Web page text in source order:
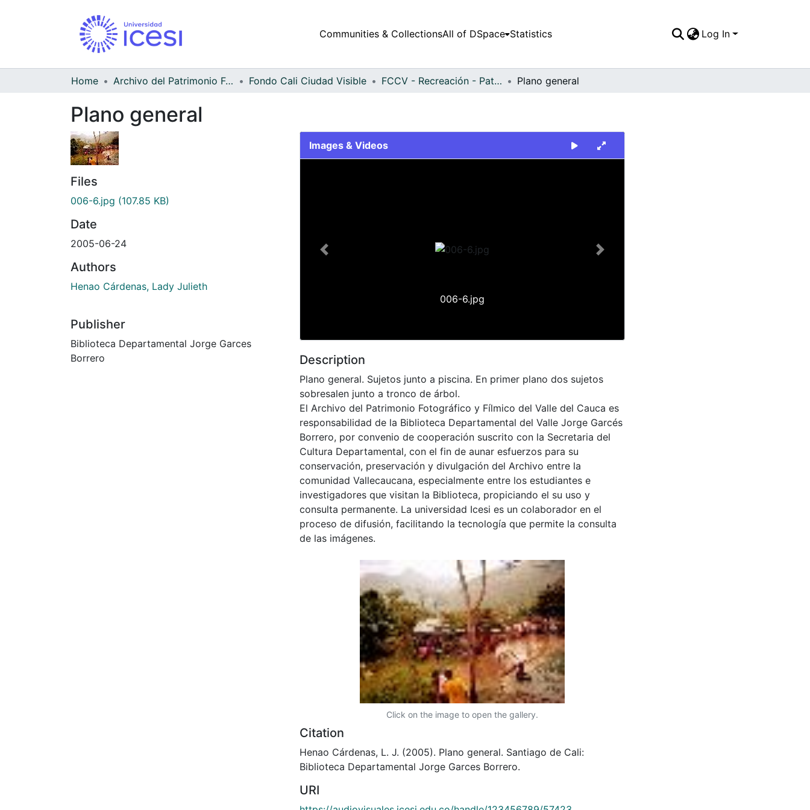
Communities & CollectionsAll of DSpace Statistics Log In
Home Archivo del Patrimonio Fotográfico y Fílmico del Valle del Cauca Fondo Cali Ciudad Visible FCCV - Recreación - Patrimonial Plano general
Plano general
Files
006-6.jpg (107.85 KB)
Date
2005-06-24
Authors
Henao Cárdenas, Lady Julieth
Publisher
Biblioteca Departamental Jorge Garces
Borrero
Images & Videos
006-6.jpg
Previous Next
Description
Plano general. Sujetos junto a piscina. En primer plano dos sujetos
sobresalen junto a tronco de árbol.
El Archivo del Patrimonio Fotográfico y Fílmico del Valle del Cauca es
responsabilidad de la Biblioteca Departamental del Valle Jorge Garcés
Borrero, por convenio de cooperación suscrito con la Secretaria del
Cultura Departamental, con el fin de aunar esfuerzos para su
conservación, preservación y divulgación del Archivo entre la
comunidad Vallecaucana, especialmente entre los estudiantes e
investigadores que visitan la Biblioteca, propiciando el su uso y
consulta permanente. La universidad Icesi es un colaborador en el
proceso de difusión, facilitando la tecnología que permite la consulta
de las imágenes.
Click on the image to open the gallery.
Citation
Henao Cárdenas, L. J. (2005). Plano general. Santiago de Cali:
Biblioteca Departamental Jorge Garces Borrero.
URI